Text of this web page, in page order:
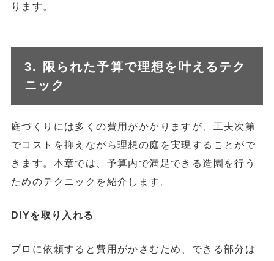
ります。
3. 限られた予算で理想を叶えるテク
ニック
庭づくりには多くの費用がかかりますが、工夫次第
でコストを抑えながら理想の庭を実現することがで
きます。本章では、予算内で満足できる造園を行う
ためのテクニックを紹介します。
DIYを取り入れる
プロに依頼すると費用がかさむため、できる部分は